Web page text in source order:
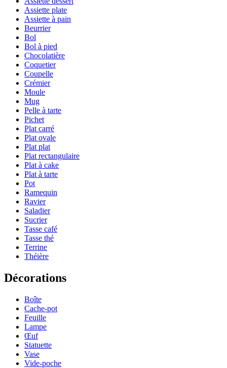
Assiette plate
Assiette à pain
Beurrier
Bol
Bol à pied
Chocolatière
Coquetier
Coupelle
Crémier
Moule
Mug
Pelle à tarte
Pichet
Plat carré
Plat ovale
Plat plat
Plat rectangulaire
Plat à cake
Plat à tarte
Pot
Ramequin
Ravier
Saladier
Sucrier
Tasse café
Tasse thé
Terrine
Théière
Décorations
Boîte
Cache-pot
Feuille
Lampe
Œuf
Statuette
Vase
Vide-poche